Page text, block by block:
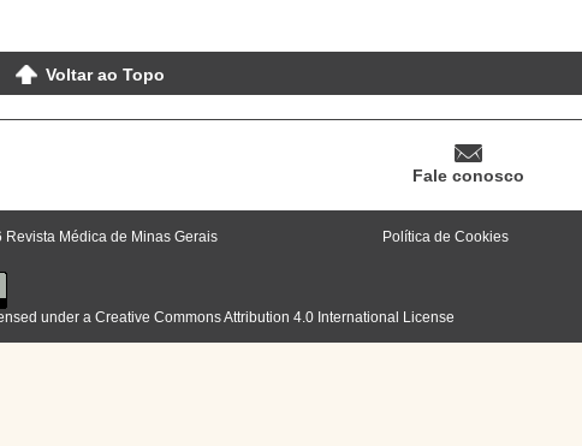
Voltar ao Topo
Fale conosco
Revista Médica de Minas Gerais Política de Cookies
under a Creative Commons Attribution 4.0 International License